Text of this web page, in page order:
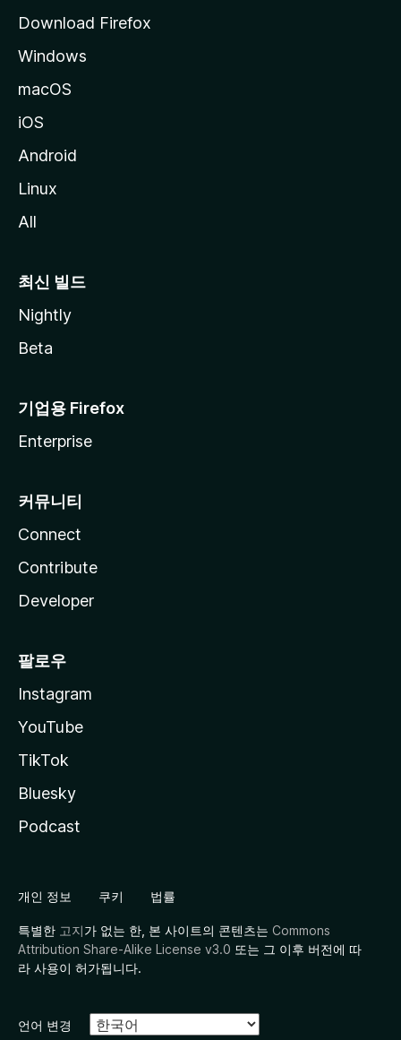
Download Firefox
Windows
macOS
iOS
Android
Linux
All
최신 빌드
Nightly
Beta
기업용 Firefox
Enterprise
커뮤니티
Connect
Contribute
Developer
팔로우
Instagram
YouTube
TikTok
Bluesky
Podcast
개인 정보 쿠키 법률
특별한 고지가 없는 한, 본 사이트의 콘텐츠는 Commons
Attribution Share-Alike License v3.0 또는 그 이후 버전에 따
라 사용이 허가됩니다.
언어 변경